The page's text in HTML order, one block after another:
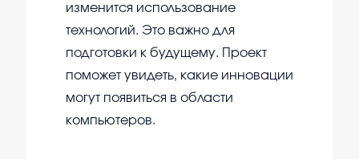
изменится использование
технологий. Это важно для
подготовки к будущему. Проект
поможет увидеть, какие инновации
могут появиться в области
компьютеров.